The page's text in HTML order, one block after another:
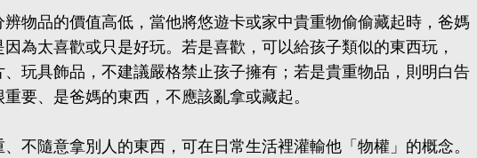
物品的價值高低，當他將悠遊卡或家中貴重物偷偷藏起時，爸媽
為太喜歡或只是好玩。若是喜歡，可以給孩子類似的東西玩，
玩具飾品，不建議嚴格禁止孩子擁有；若是貴重物品，則明白告
要、是爸媽的東西，不應該亂拿或藏起。
不隨意拿別人的東西，可在日常生活裡灌輸他「物權」的概念。